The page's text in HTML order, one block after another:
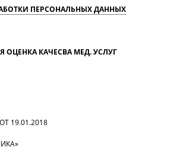
ПЕРСОНАЛЬНЫХ ДАННЫХ
19.01.2018